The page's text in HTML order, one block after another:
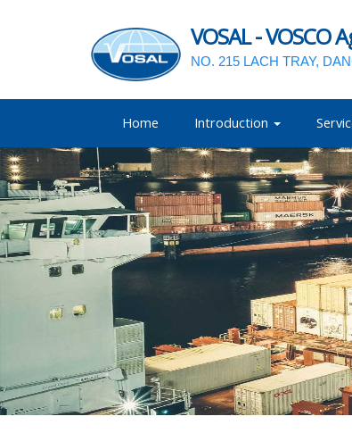
VOSAL - VOSCO
NO. 215 LACH TRAY,
Home Introduction